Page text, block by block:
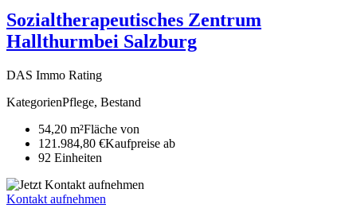
Sozialtherapeutisches Zentrum
Hallthurmbei Salzburg
DAS Immo Rating
KategorienPflege, Bestand
54,20 m²Fläche von
121.984,80 €Kaufpreise ab
92 Ein­heiten
Kontakt aufnehmen